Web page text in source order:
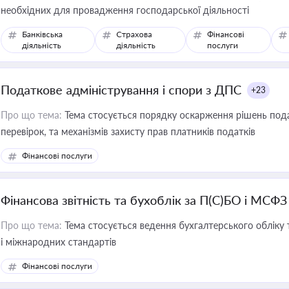
необхідних для провадження господарської діяльності
Банківська
діяльність
Страхова
діяльність
Фінансові
послуги
Податкове адміністрування і спори з ДПС +23
Про що тема: Тема стосується порядку оскарження рішень
перевірок, та механізмів захисту прав платників податків
Фінансові послуги
Фінансова звітність та бухоблік за П(С)БО і МСФЗ
Про що тема: Тема стосується ведення бухгалтерського обліку
і міжнародних стандартів
Фінансові послуги